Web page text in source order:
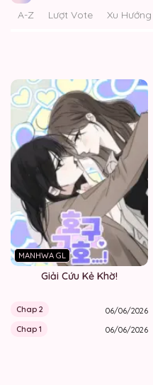
A-Z Lượt Vote Xu Hướng
MANHWA GL
Giải Cứu Kẻ Khờ!
Chap 2
06/06/2026
Chap 1
06/06/2026